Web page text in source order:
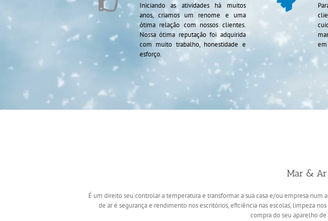
Iniciando as atividades há muitos
anos, criamos um renome e uma
ótima relação com nossos clientes.
Nossa ótima reputação foi adquirida
com muito trabalho, honestidade e
esforço.
em
Mar & Ar
É um direito seu controlar a temperatura e transformar a sua casa e/ou empresa
de ar é segurança e rendimento nos escritórios, eficiência nas escolas, limpeza
compra do seu aparelho